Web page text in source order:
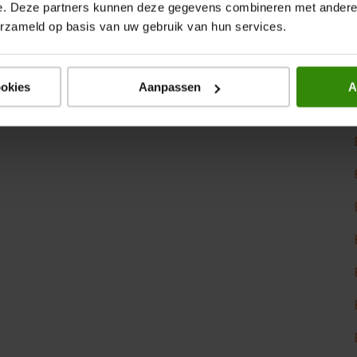
Deze partners kunnen deze gegevens combineren met
op basis van uw gebruik van hun services.
Aanpassen